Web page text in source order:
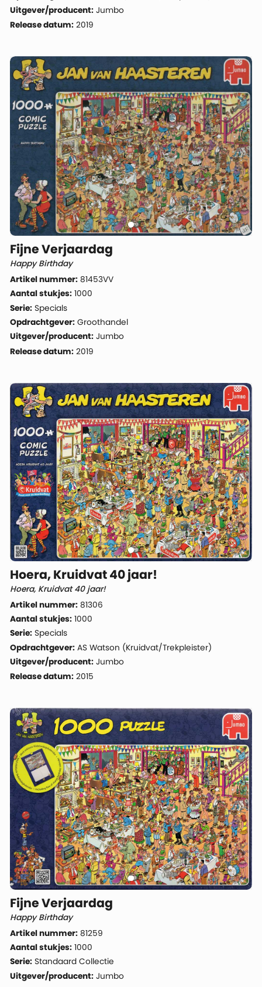
Uitgever/producent: Jumbo
Release datum: 2019
Fijne Verjaardag
Happy Birthday
Artikel nummer: 81453VV
Aantal stukjes: 1000
Serie: Specials
Opdrachtgever: Groothandel
Uitgever/producent: Jumbo
Release datum: 2019
Hoera, Kruidvat 40 jaar!
Hoera, Kruidvat 40 jaar!
Artikel nummer: 81306
Aantal stukjes: 1000
Serie: Specials
Opdrachtgever: AS Watson (Kruidvat/Trekpleister)
Uitgever/producent: Jumbo
Release datum: 2015
Fijne Verjaardag
Happy Birthday
Artikel nummer: 81259
Aantal stukjes: 1000
Serie: Standaard Collectie
Uitgever/producent: Jumbo